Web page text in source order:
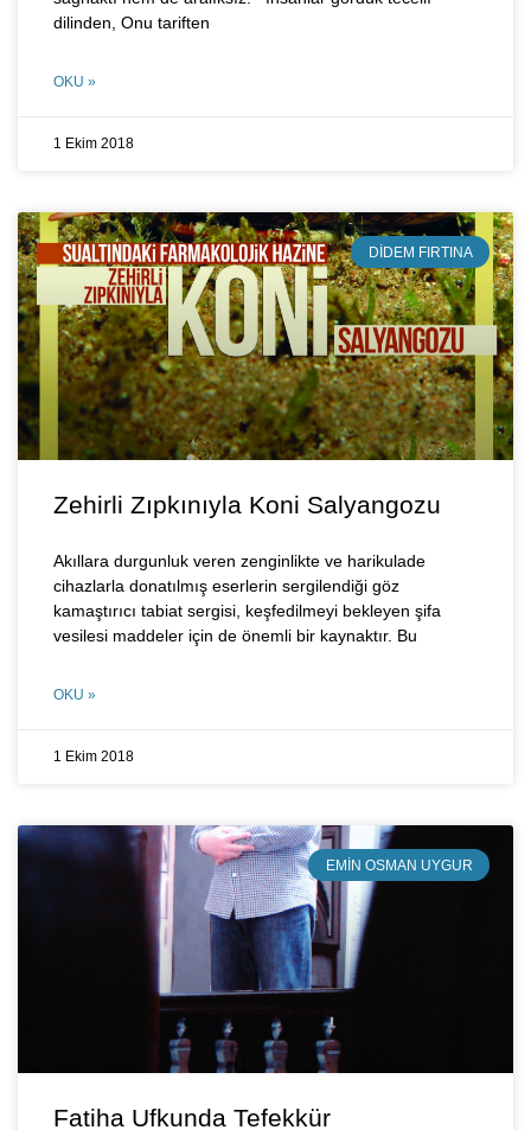
dilinden, Onu tariften
OKU »
1 Ekim 2018
DIDEM FIRTINA
Zehirli Zıpkınıyla Koni Salyangozu
Akıllara durgunluk veren zenginlikte ve harikulade
cihazlarla donatılmış eserlerin sergilendiği göz
kamaştırıcı tabiat sergisi, keşfedilmeyi bekleyen şifa
vesilesi maddeler için de önemli bir kaynaktır. Bu
OKU »
1 Ekim 2018
EMIN OSMAN UYGUR
Fatiha Ufkunda Tefekkür